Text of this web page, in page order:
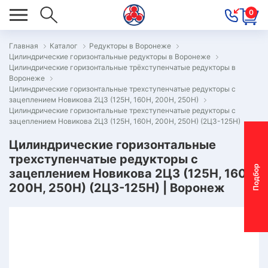
0
П
о
д
б
о
р
м
о
т
о
р
-
р
е
д
у
к
т
о
р
Главная Каталог
Редукторы в Воронеже
Цилиндрические горизонтальные редукторы в Воронеже
Цилиндрические горизонтальные трёхступенчатые редукторы в
Воронеже
Цилиндрические горизонтальные трехступенчатые редукторы с
зацеплением Новикова 2Ц3 (125Н, 160Н, 200Н, 250Н)
Цилиндрические горизонтальные трехступенчатые редукторы с
зацеплением Новикова 2Ц3 (125Н, 160Н, 200Н, 250Н) (2Ц3-125Н)
Цилиндрические горизонтальные
трехступенчатые редукторы с
зацеплением Новикова 2Ц3 (125Н, 160Н,
200Н, 250Н) (2Ц3-125Н) | Воронеж